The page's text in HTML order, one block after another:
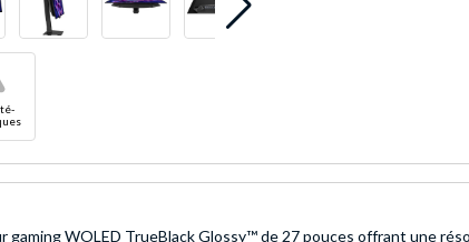
WOLED TrueBlack Glossy™ de 27 pouces offrant une